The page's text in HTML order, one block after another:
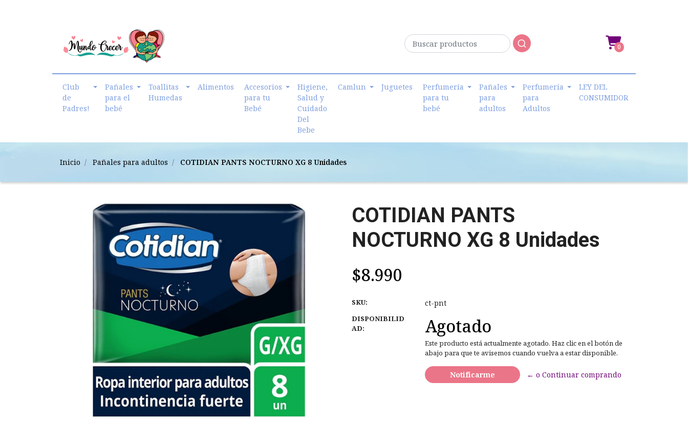
0
Club
de
Padres!
Pañales
para el
bebé
Toallitas
Humedas
Alimentos
Accesorios
para tu
Bebé
Higiene,
Salud y
Cuidado
Del
Bebe
Camlun Juguetes
Perfumería
para tu
bebé
Pañales
para
adultos
Perfumería
para
Adultos
LEY DEL
CONSUMIDOR
Inicio Pañales para adultos COTIDIAN PANTS NOCTURNO XG 8 Unidades
COTIDIAN PANTS
NOCTURNO XG 8 Unidades
$8.990
SKU: ct-pnt
DISPONIBILID
AD:
Agotado
Este producto está actualmente agotado. Haz clic en el botón de
abajo para que te avisemos cuando vuelva a estar disponible.
Notificarme ← o Continuar comprando